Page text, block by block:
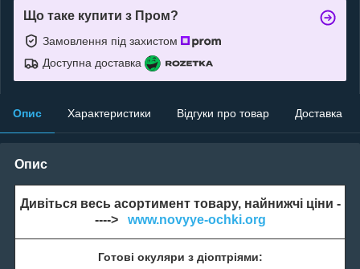
Що таке купити з Пром?
Замовлення під захистом
Доступна доставка
Опис Характеристики Відгуки про товар Доставка
Опис
Дивіться весь асортимент товару, найнижчі ціни -
----> www.novyye-ochki.org
Готові окуляри з діоптріями: